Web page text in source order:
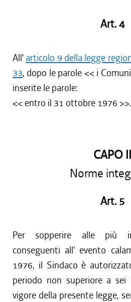
Art. 4
All' articolo 9 della legge
33, dopo le parole << i
inserite le parole:
<< entro il 31 ottobre 1976 >>.
CAPO II
Norme
Art. 5
Per sopperire alle più
conseguenti all' evento
1976, il Sindaco è
periodo non superiore a
vigore della presente legge,